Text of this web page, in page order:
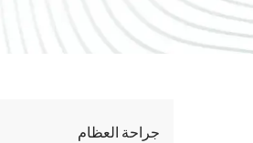
جراحة العظام